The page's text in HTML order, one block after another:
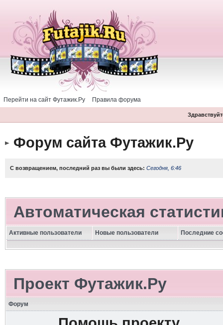
Перейти на сайт Футажик.Ру Правила форума
Форум сайта Футажик.Ру
С возвращением, последний раз вы были здесь: Сегодня, 6:46
Автоматическая
Активные пользователи Новые пользователи Последние
Проект Футажик.Ру
Форум